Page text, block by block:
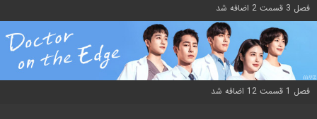
فصل 3 قسمت 2 اضافه شد
فصل 1 قسمت 12 اضافه شد